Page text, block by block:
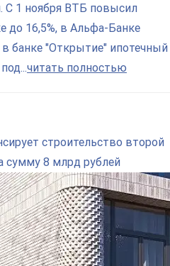
С 1 ноября ВТБ повысил
до 16,5%, в Альфа-Банке
в банке "Открытие" ипотечный
читать полностью
строительство второй
сумму 8 млрд рублей